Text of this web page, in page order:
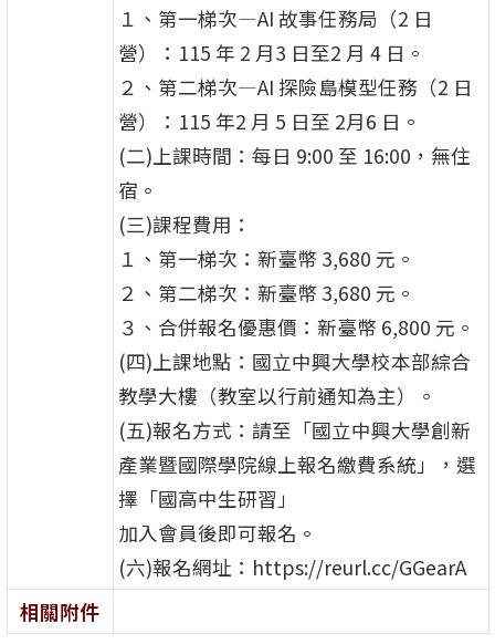
１、第一梯次—AI 故事任務局（2 日
營）：115 年 2 月3 日至2 月 4 日。
２、第二梯次—AI 探險島模型任務（2 日
營）：115 年2 月 5 日至 2月6 日。
(二)上課時間：每日 9:00 至 16:00，無住
宿。
(三)課程費用：
１、第一梯次：新臺幣 3,680 元。
２、第二梯次：新臺幣 3,680 元。
３、合併報名優惠價：新臺幣 6,800 元。
(四)上課地點：國立中興大學校本部綜合
教學大樓（教室以行前通知為主）。
(五)報名方式：請至「國立中興大學創新
產業暨國際學院線上報名繳費系統」，選
擇「國高中生研習」
加入會員後即可報名。
(六)報名網址：https://reurl.cc/GGearA
相關附件